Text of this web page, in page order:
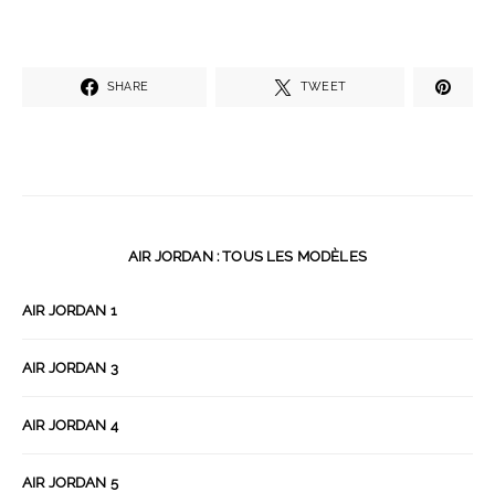
SHARE TWEET
AIR JORDAN : TOUS LES MODÈLES
AIR JORDAN 1
AIR JORDAN 3
AIR JORDAN 4
AIR JORDAN 5